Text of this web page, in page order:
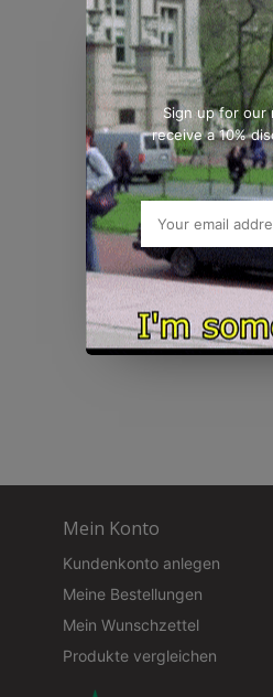
Mein Konto
Kundenkonto anlegen
Meine Bestellungen
Mein Wunschzettel
Produkte vergleichen
Sign up for
receive a 10%